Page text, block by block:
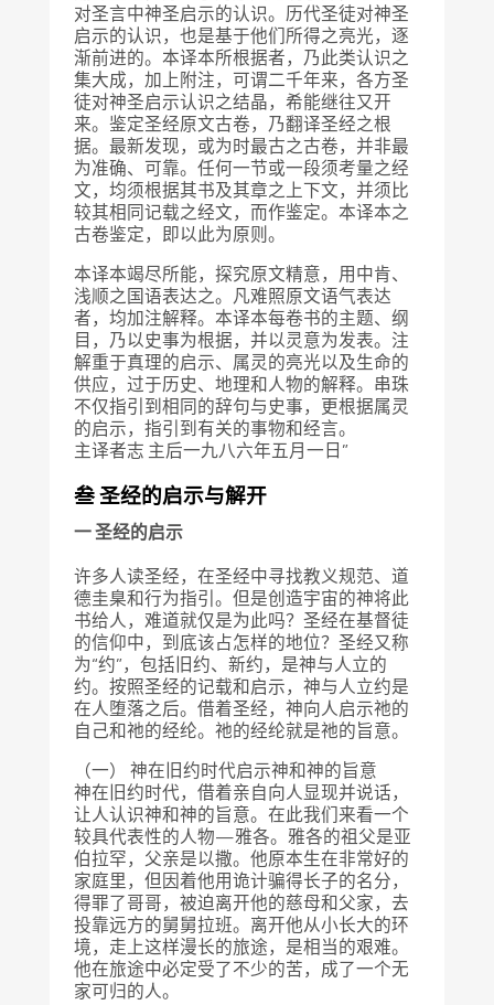
对圣言中神圣启示的认识。历代圣徒对神圣
启示的认识，也是基于他们所得之亮光，逐
渐前进的。本译本所根据者，乃此类认识之
集大成，加上附注，可谓二千年来，各方圣
徒对神圣启示认识之结晶，希能继往又开
来。鉴定圣经原文古卷，乃翻译圣经之根
据。最新发现，或为时最古之古卷，并非最
为准确、可靠。任何一节或一段须考量之经
文，均须根据其书及其章之上下文，并须比
较其相同记载之经文，而作鉴定。本译本之
古卷鉴定，即以此为原则。
本译本竭尽所能，探究原文精意，用中肯、
浅顺之国语表达之。凡难照原文语气表达
者，均加注解释。本译本每卷书的主题、纲
目，乃以史事为根据，并以灵意为发表。注
解重于真理的启示、属灵的亮光以及生命的
供应，过于历史、地理和人物的解释。串珠
不仅指引到相同的辞句与史事，更根据属灵
的启示，指引到有关的事物和经言。
主译者志 主后一九八六年五月一日”
叁 圣经的启示与解开
一 圣经的启示
许多人读圣经，在圣经中寻找教义规范、道
德圭臬和行为指引。但是创造宇宙的神将此
书给人，难道就仅是为此吗？圣经在基督徒
的信仰中，到底该占怎样的地位？圣经又称
为“约”，包括旧约、新约，是神与人立的
约。按照圣经的记载和启示，神与人立约是
在人堕落之后。借着圣经，神向人启示祂的
自己和祂的经纶。祂的经纶就是祂的旨意。
（一） 神在旧约时代启示神和神的旨意
神在旧约时代，借着亲自向人显现并说话，
让人认识神和神的旨意。在此我们来看一个
较具代表性的人物—雅各。雅各的祖父是亚
伯拉罕，父亲是以撒。他原本生在非常好的
家庭里，但因着他用诡计骗得长子的名分，
得罪了哥哥，被迫离开他的慈母和父家，去
投靠远方的舅舅拉班。离开他从小长大的环
境，走上这样漫长的旅途，是相当的艰难。
他在旅途中必定受了不少的苦，成了一个无
家可归的人。